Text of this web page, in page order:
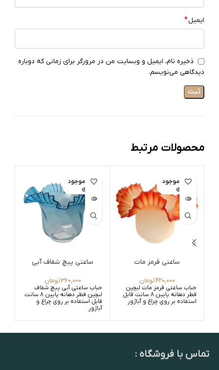
ایمیل*
ذخیره نام، ایمیل و وبسایت من در مرورگر برای زمانی که دوباره
دیدگاهی می‌نویسم.
محصولات مرتبط
اتمام موجود
ی
ساعتی قرمز مات
420,000تومان
حباب ساعتی قرمز مات لبچین
قطر دهانه پایین 8 سانت قابل
استفاده بر روی چراغ و آباژور
اتمام موجود
ی
ساعتی پیچ شفاف آبی
360,000تومان
حباب ساعتی آبی پیچ شفاف
لبچین قطر دهانه پایین 8 سانت
قابل استفاده بر روی چراغ و
آباژور
تماس با فروشگاه :